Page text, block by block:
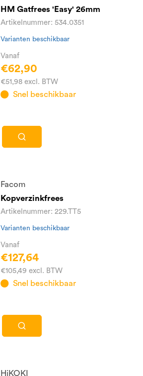
HM Gatfrees 'Easy' 26mm
Artikelnummer: 534.0351
Varianten beschikbaar
Vanaf
€62,90
€51,98 excl. BTW
Snel beschikbaar
Facom
Kopverzinkfrees
Artikelnummer: 229.TT5
Varianten beschikbaar
Vanaf
€127,64
€105,49 excl. BTW
Snel beschikbaar
HiKOKI